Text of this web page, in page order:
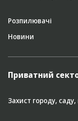
Розпилювачі
Новини
Приватний
Захист городу, саду,